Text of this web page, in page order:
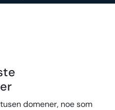
domener, noe som